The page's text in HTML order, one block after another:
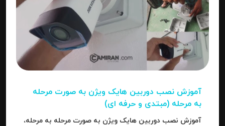
آموزش نصب دوربین هایک‌ ویژن به صورت مرحله‌
به‌ مرحله (مبتدی و حرفه ای)
آموزش نصب دوربین هایک‌ ویژن به صورت مرحله‌ به‌ مرحله،